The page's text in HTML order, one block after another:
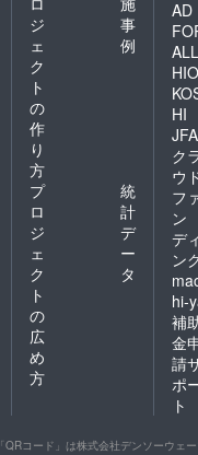
ジ
ェ
ク
ト
の
作
り
方
事
例
プ
ロ
ジ
ェ
ク
ト
の
広
め
方
統
計
デ
ー
タ
AD
ALL
HIO
HI
JFA
ク
ウ
フ
ン
ディ
ン
hi-
補
金
請
ポ
ト
「QRコード」は株式会社デンソーウェ